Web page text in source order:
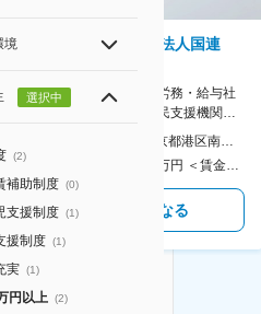
境
選択中
(2)
補助制度 (0)
支援制度 (1)
援制度 (1)
実 (1)
円以上 (2)
特定非営利活動法人国連
【表参道】人事（労務・給与社
保等）◆国連の難民支援機関の
活動を支える日本公式支援窓口
気になる